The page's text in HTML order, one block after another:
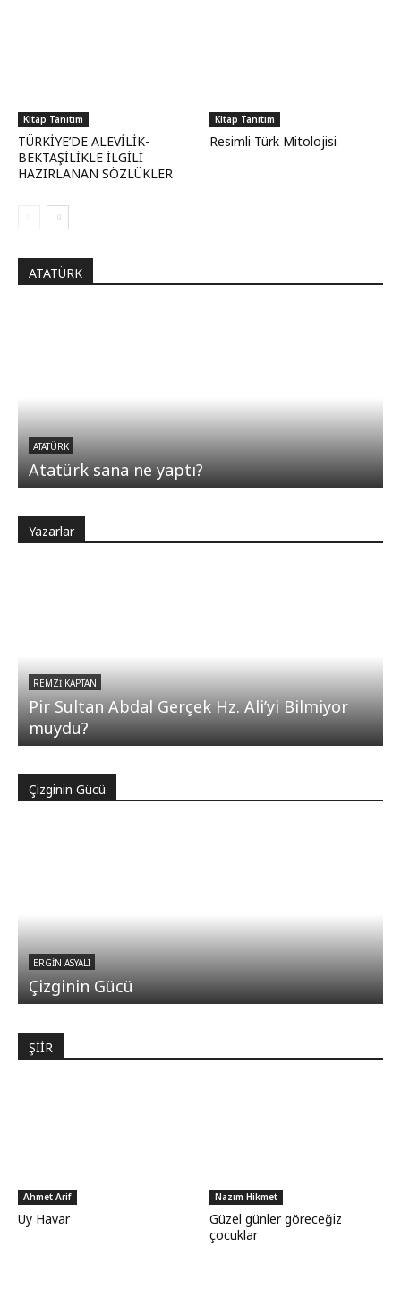
Kitap Tanıtım
TÜRKİYE’DE ALEVİLİK-
BEKTAŞİLİKLE İLGİLİ
HAZIRLANAN SÖZLÜKLER
Kitap Tanıtım
Resimli Türk Mitolojisi
ATATÜRK
ATATÜRK
Atatürk sana ne yaptı?
Yazarlar
REMZI KAPTAN
Pir Sultan Abdal Gerçek Hz. Ali’yi Bilmiyor
muydu?
Çizginin Gücü
ERGIN ASYALI
Çizginin Gücü
ŞİİR
Ahmet Arif
Uy Havar
Nazım Hikmet
Güzel günler göreceğiz
çocuklar